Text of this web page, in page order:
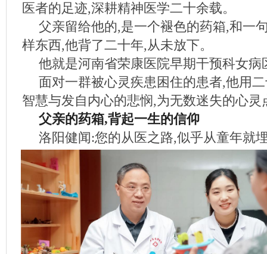
医者的足迹,深耕精神医学二十余载。
父亲留给他的,是一个褪色的药箱,和一
样东西,他背了二十年,从未放下。
他就是河南省荣康医院早期干预科女病
面对一群被心灵疾患困住的患者,他用
智慧与发自内心的悲悯,为无数迷失的心灵
父亲的药箱,背起一生的信仰
洛阳健闻:您的从医之路,似乎从童年就